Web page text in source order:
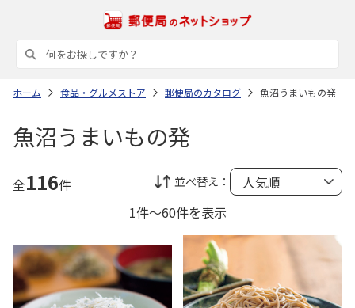
ホーム 食品・グルメストア 郵便局のカタログ 魚沼うまいもの発
魚沼うまいもの発
全116件 並べ替え：
1件～60件を表示